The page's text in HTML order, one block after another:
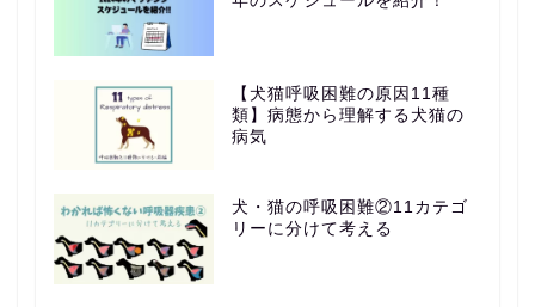
【犬猫呼吸困難の原因11種
類】病態から理解する犬猫の
病気
犬・猫の呼吸困難②11カテゴ
リーに分けて考える